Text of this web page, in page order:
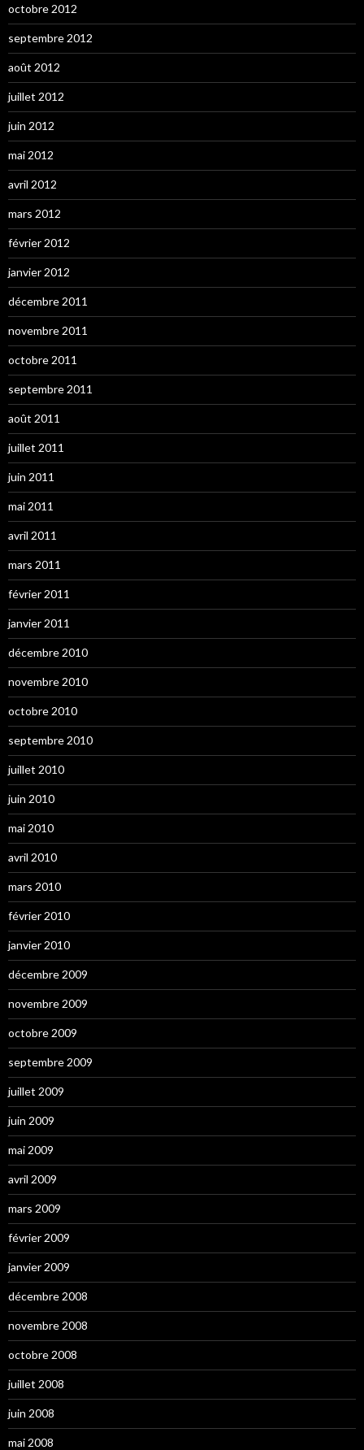
octobre 2012
septembre 2012
août 2012
juillet 2012
juin 2012
mai 2012
avril 2012
mars 2012
février 2012
janvier 2012
décembre 2011
novembre 2011
octobre 2011
septembre 2011
août 2011
juillet 2011
juin 2011
mai 2011
avril 2011
mars 2011
février 2011
janvier 2011
décembre 2010
novembre 2010
octobre 2010
septembre 2010
juillet 2010
juin 2010
mai 2010
avril 2010
mars 2010
février 2010
janvier 2010
décembre 2009
novembre 2009
octobre 2009
septembre 2009
juillet 2009
juin 2009
mai 2009
avril 2009
mars 2009
février 2009
janvier 2009
décembre 2008
novembre 2008
octobre 2008
juillet 2008
juin 2008
mai 2008